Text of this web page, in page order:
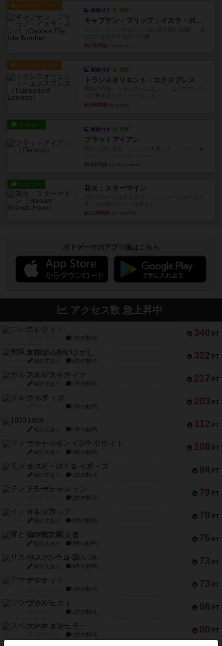
ルール/インスト
画像付き 充実
キャプテン・フリップ：イスラ・ボンバ
約7時間前
ルール/インスト
画像付き 充実
トランスオリエント・エクスプレス
約8時間前
レビュー
画像付き 充実
フラットアイアン
約9時間前
レビュー 花火：スターマイン
約11時間前
ボドゲーマのアプリ版はこちら
アクセス数 急上昇中
340 PT
コレクト！
1件の投稿
322 PT
無限まちがいさがし
紹介文あり 2件の投稿
217 PT
ガルフストライク
紹介文あり 1件の投稿
203 PT
クルティボ
1件の投稿
112 PT
1809
紹介文あり 1件の投稿
108 PT
ファースト・イン・フライト
紹介文あり 3件の投稿
94 PT
モズビ－ズ・レイダ－ズ
紹介文あり 1件の投稿
79 PT
テンプテーション
2件の投稿
78 PT
インドネシア
紹介文あり 2件の投稿
75 PT
宵と暁の呪文書
紹介文あり 8件の投稿
73 PT
リスボン・トラム 28
紹介文あり 9件の投稿
73 PT
アマナイト
1件の投稿
66 PT
ブラヴェスト
1件の投稿
60 PT
スペクタキュラー
1件の投稿